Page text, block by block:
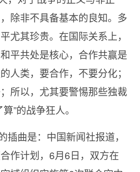
除非不具备基本的良知。多
尤其珍贵。在国际关系上，
平共处是核心，合作共赢是
人类，要合作，不要分化；
所以，尤其要警惕那些独裁
”的战争狂人。
插曲是：中国新闻社报道，
作计划，6月6日，双方在